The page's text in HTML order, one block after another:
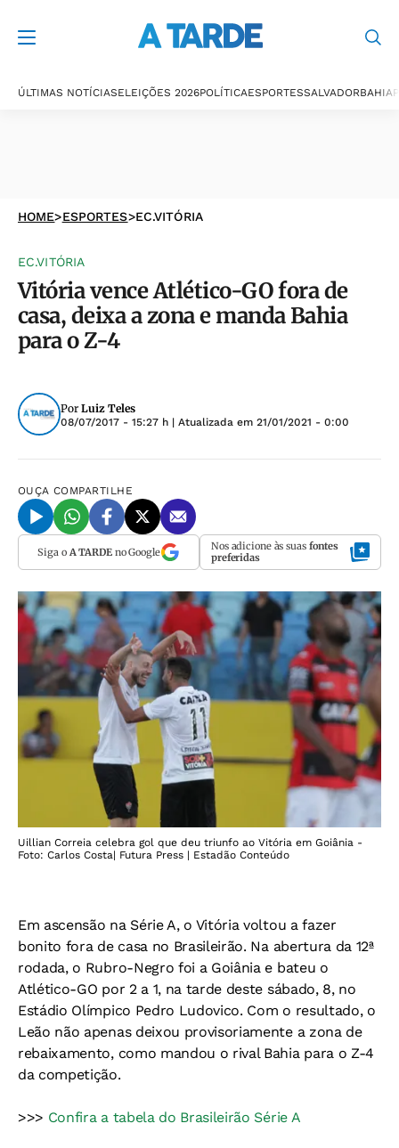
ÚLTIMAS NOTÍCIASELEIÇÕES 2026POLÍTICAESPORTESSALVADORBAHIA
HOME>ESPORTES>EC.VITÓRIA
EC.VITÓRIA
Vitória vence Atlético-GO fora de
casa, deixa a zona e manda Bahia
para o Z-4
Por Luiz Teles
08/07/2017 - 15:27 h | Atualizada em 21/01/2021 - 0:00
OUÇA COMPARTILHE
Siga o A TARDEno Google Nos adicione às suas fontes
preferidas
Uillian Correia celebra gol que deu triunfo ao Vitória em Goiânia -
Foto: Carlos Costa| Futura Press | Estadão Conteúdo
Em ascensão na Série A, o Vitória voltou a fazer
bonito fora de casa no Brasileirão. Na abertura da 12ª
rodada, o Rubro-Negro foi a Goiânia e bateu o
Atlético-GO por 2 a 1, na tarde deste sábado, 8, no
Estádio Olímpico Pedro Ludovico. Com o resultado, o
Leão não apenas deixou provisoriamente a zona de
rebaixamento, como mandou o rival Bahia para o Z-4
da competição.
>>> Confira a tabela do Brasileirão Série A